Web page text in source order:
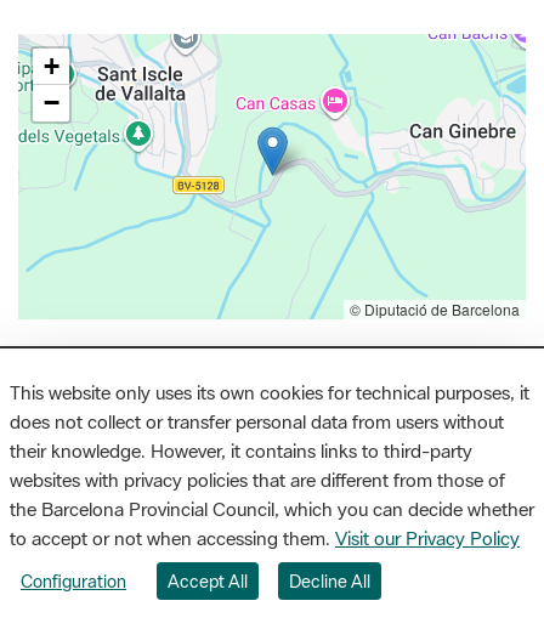
+
−
© Diputació de Barcelona
Litoral | Restaurants
El Racó de Can Feliu
Está situado en la parte más elevada del pueblo de Vilassar de
Dalt, detrás del castillo. Se trata de una masía con mucha
historia que fue un vapor textil a mediados del siglo XIX. En el
This website only uses its own cookies for technical purposes, it
does not collect or transfer personal data from users without
their knowledge. However, it contains links to third-party
websites with privacy policies that are different from those of
the Barcelona Provincial Council, which you can decide whether
to accept or not when accessing them. Visit our Privacy Policy
Configuration Accept All Decline All